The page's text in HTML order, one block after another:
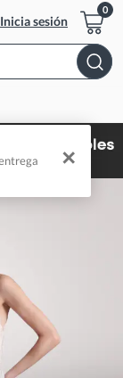
Inicia sesión
✕